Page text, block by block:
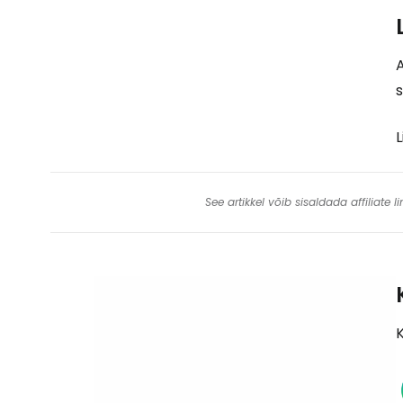
See artikkel võib sisaldada affiliate